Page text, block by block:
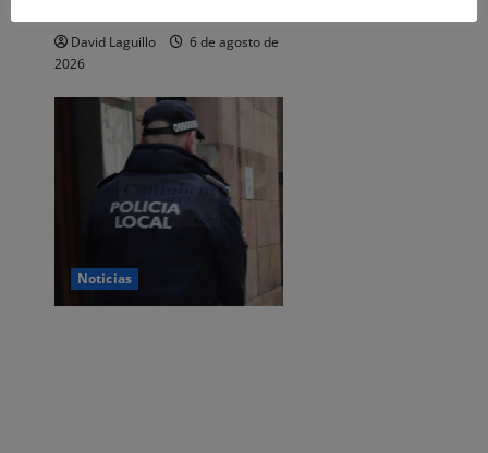
David Laguillo
6 de agosto de
2026
Noticias